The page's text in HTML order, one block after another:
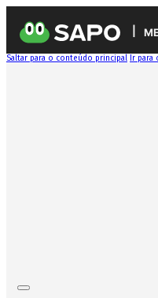
Saltar para o conteúdo principal Ir